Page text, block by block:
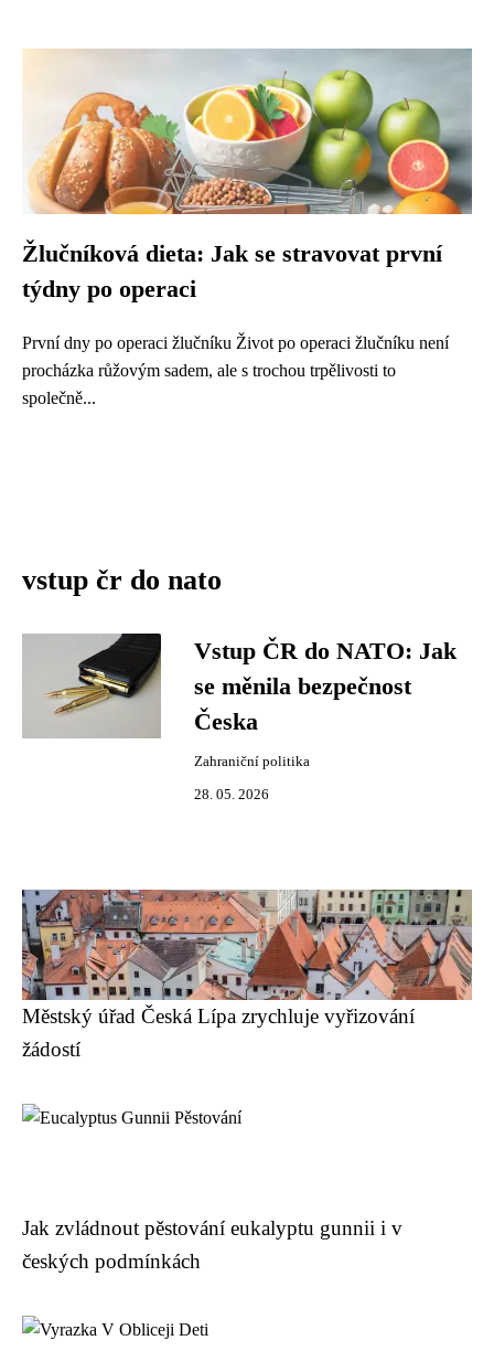
Žlučníková dieta: Jak se stravovat první
týdny po operaci
První dny po operaci žlučníku Život po operaci žlučníku není
procházka růžovým sadem, ale s trochou trpělivosti to
společně...
vstup čr do nato
Vstup ČR do NATO: Jak
se měnila bezpečnost
Česka
Zahraniční politika
28. 05. 2026
Městský úřad Česká Lípa zrychluje vyřizování
žádostí
Jak zvládnout pěstování eukalyptu gunnii i v
českých podmínkách